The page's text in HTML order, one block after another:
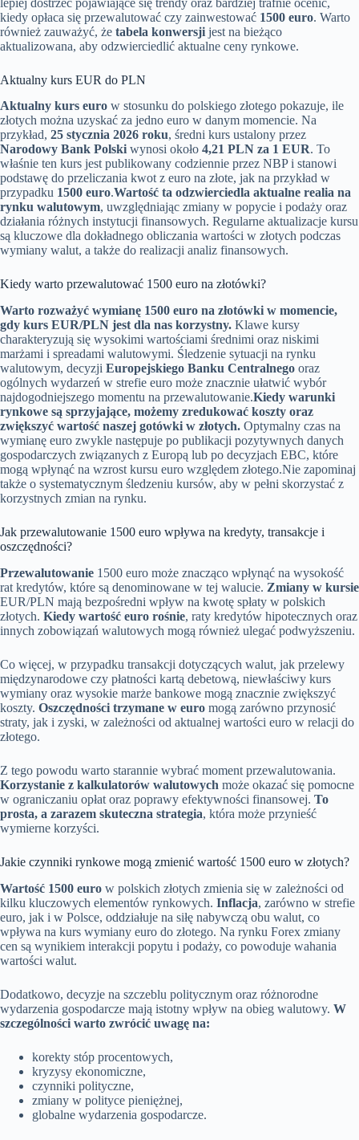
kiedy opłaca się przewalutować czy zainwestować 1500 euro. Warto
również zauważyć, że tabela konwersji jest na bieżąco
aktualizowana, aby odzwierciedlić aktualne ceny rynkowe.
Aktualny kurs EUR do PLN
Aktualny kurs euro w stosunku do polskiego złotego pokazuje, ile
złotych można uzyskać za jedno euro w danym momencie. Na
przykład, 25 stycznia 2026 roku, średni kurs ustalony przez
Narodowy Bank Polski wynosi około 4,21 PLN za 1 EUR. To
właśnie ten kurs jest publikowany codziennie przez NBP i stanowi
podstawę do przeliczania kwot z euro na złote, jak na przykład w
przypadku 1500 euro.Wartość ta odzwierciedla aktualne realia na
rynku walutowym, uwzględniając zmiany w popycie i podaży oraz
działania różnych instytucji finansowych. Regularne aktualizacje kursu
są kluczowe dla dokładnego obliczania wartości w złotych podczas
wymiany walut, a także do realizacji analiz finansowych.
Kiedy warto przewalutować 1500 euro na złotówki?
Warto rozważyć wymianę 1500 euro na złotówki w momencie,
gdy kurs EUR/PLN jest dla nas korzystny. Klawe kursy
charakteryzują się wysokimi wartościami średnimi oraz niskimi
marżami i spreadami walutowymi. Śledzenie sytuacji na rynku
walutowym, decyzji Europejskiego Banku Centralnego oraz
ogólnych wydarzeń w strefie euro może znacznie ułatwić wybór
najdogodniejszego momentu na przewalutowanie.Kiedy warunki
rynkowe są sprzyjające, możemy zredukować koszty oraz
zwiększyć wartość naszej gotówki w złotych. Optymalny czas na
wymianę euro zwykle następuje po publikacji pozytywnych danych
gospodarczych związanych z Europą lub po decyzjach EBC, które
mogą wpłynąć na wzrost kursu euro względem złotego.Nie zapominaj
także o systematycznym śledzeniu kursów, aby w pełni skorzystać z
korzystnych zmian na rynku.
Jak przewalutowanie 1500 euro wpływa na kredyty, transakcje i
oszczędności?
Przewalutowanie 1500 euro może znacząco wpłynąć na wysokość
rat kredytów, które są denominowane w tej walucie. Zmiany w kursie
EUR/PLN mają bezpośredni wpływ na kwotę spłaty w polskich
złotych. Kiedy wartość euro rośnie, raty kredytów hipotecznych oraz
innych zobowiązań walutowych mogą również ulegać podwyższeniu.
Co więcej, w przypadku transakcji dotyczących walut, jak przelewy
międzynarodowe czy płatności kartą debetową, niewłaściwy kurs
wymiany oraz wysokie marże bankowe mogą znacznie zwiększyć
koszty. Oszczędności trzymane w euro mogą zarówno przynosić
straty, jak i zyski, w zależności od aktualnej wartości euro w relacji do
złotego.
Z tego powodu warto starannie wybrać moment przewalutowania.
Korzystanie z kalkulatorów walutowych może okazać się pomocne
w ograniczaniu opłat oraz poprawy efektywności finansowej. To
prosta, a zarazem skuteczna strategia, która może przynieść
wymierne korzyści.
Jakie czynniki rynkowe mogą zmienić wartość 1500 euro w złotych?
Wartość 1500 euro w polskich złotych zmienia się w zależności od
kilku kluczowych elementów rynkowych. Inflacja, zarówno w strefie
euro, jak i w Polsce, oddziałuje na siłę nabywczą obu walut, co
wpływa na kurs wymiany euro do złotego. Na rynku Forex zmiany
cen są wynikiem interakcji popytu i podaży, co powoduje wahania
wartości walut.
Dodatkowo, decyzje na szczeblu politycznym oraz różnorodne
wydarzenia gospodarcze mają istotny wpływ na obieg walutowy. W
szczególności warto zwrócić uwagę na:
korekty stóp procentowych,
kryzysy ekonomiczne,
czynniki polityczne,
zmiany w polityce pieniężnej,
globalne wydarzenia gospodarcze.